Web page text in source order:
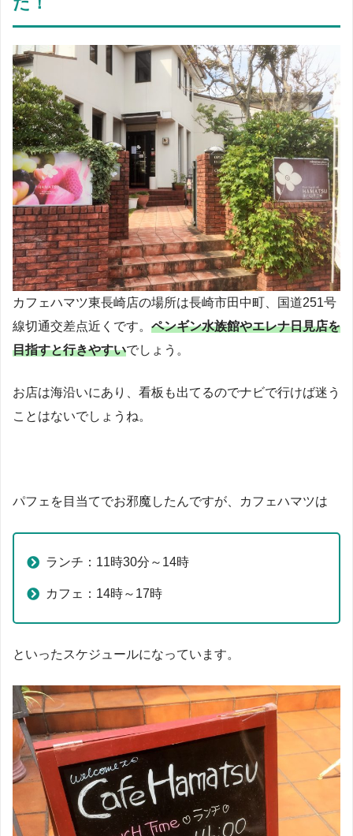
カフェハマツ東長崎店の場所は長崎市田中町、国道251号
線切通交差点近くです。 ペンギン水族館やエレナ日見店を
目指すと行きやすいでしょう。
お店は海沿いにあり、看板も出てるのでナビで行けば迷う
ことはないでしょうね。
パフェを目当てでお邪魔したんですが、カフェハマツは
ランチ：11時30分～14時
カフェ：14時～17時
といったスケジュールになっています。